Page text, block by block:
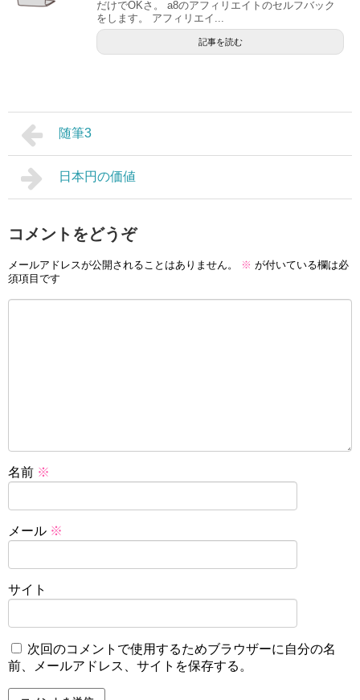
だけでOKさ。 a8のアフィリエイトのセルフバック
をします。 アフィリエイ...
記事を読む
随筆3
日本円の価値
コメントをどうぞ
メールアドレスが公開されることはありません。 ※ が付いている欄は必
須項目です
名前 ※
メール ※
サイト
次回のコメントで使用するためブラウザーに自分の名
前、メールアドレス、サイトを保存する。